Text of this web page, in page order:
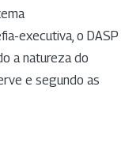
executiva, o DASP
a natureza do
e segundo as